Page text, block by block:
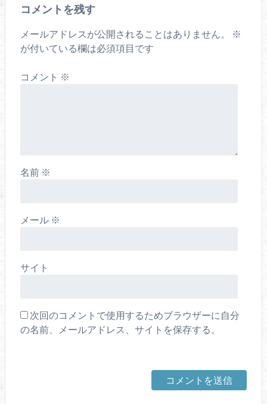
コメントを残す
メールアドレスが公開されることはありません。
※
が付いている欄は必須項目です
コメント ※
名前 ※
メール ※
サイト
次回のコメントで使用するためブラウザーに自分
の名前、メールアドレス、サイトを保存する。